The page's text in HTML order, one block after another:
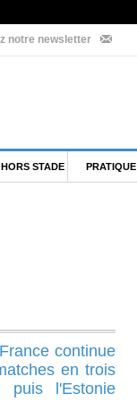
notre newsletter
HORS STADE PRATIQUE
continue
en trois
puis l'Estonie